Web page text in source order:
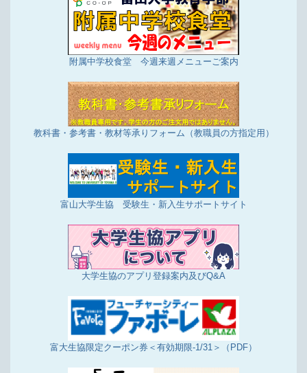
附属中学校食堂 今週来週メニューご案内
教科書・参考書・教材等承りフォーム（教職員の方指定用）
富山大学生協 受験生・新入生サポートサイト
大学生協のアプリ登録案内及びQ&A
富大生協限定クーポン券＜有効期限-1/31＞（PDF）